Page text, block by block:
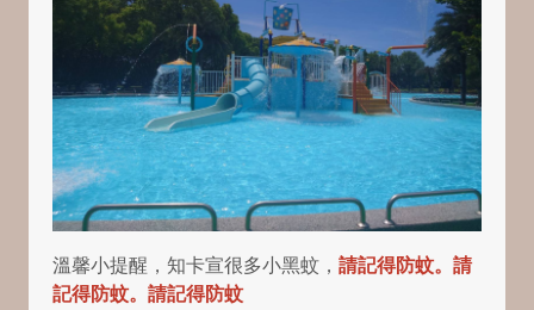
溫馨小提醒，知卡宣很多小黑蚊， 請記得防蚊。請
記得防蚊。請記得防蚊